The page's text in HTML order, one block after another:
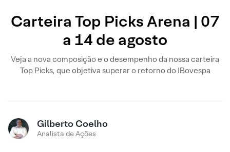
Carteira Top Picks Arena | 07
a 14 de agosto
Veja a nova composição e o desempenho da nossa carteira
Top Picks, que objetiva superar o retorno do IBovespa
Gilberto Coelho
Analista de Ações